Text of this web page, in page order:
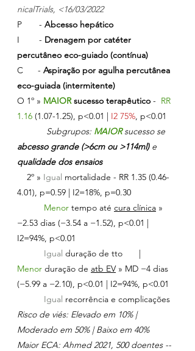
nicalTrials, <16/03/2022
P       - Abcesso hepático
I        - Drenagem por catéter
percutâneo eco-guiado (contínua)
C      - Aspiração por agulha percutânea
eco-guiada (intermitente)
O 1º » MAIOR sucesso terapêutico - RR
1.16 (1.07-1.25), p<0.01 | I2 75%, p<0.01
Subgrupos: MAIOR sucesso se
abcesso grande (>6cm ou >114ml) e
qualidade dos ensaios
    2º »
Igual mortalidade - RR 1.35 (0.46-
4.01), p=0.59 | I2=18%, p=0.30
Menor tempo até cura clínica »
−2.53 dias (−3.54 a −1.52), p<0.01 |
I2=94%, p<0.01
Igual
Menor duração de atb EV » MD −4 dias
(−5.99 a −2.10), p<0.01 | I2=94%, p<0.01
Igual recorrência e complicações
Risco de viés: Elevado em 10% |
Moderado em 50% | Baixo em 40%
Maior ECA: Ahmed 2021, 500 doentes --